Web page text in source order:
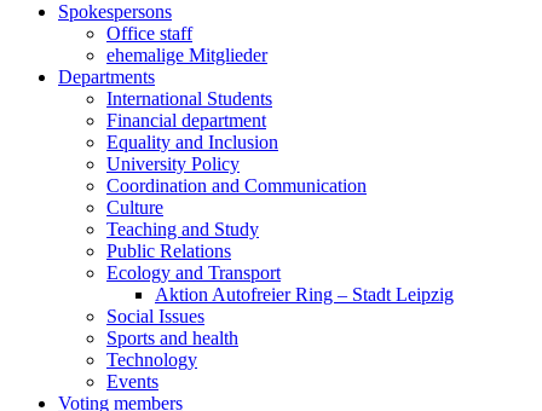
Spokespersons
Office staff
ehemalige Mitglieder
Departments
International Students
Financial department
Equality and Inclusion
University Policy
Coordination and Communication
Culture
Teaching and Study
Public Relations
Ecology and Transport
Aktion Autofreier Ring – Stadt Leipzig
Social Issues
Sports and health
Technology
Events
Voting members